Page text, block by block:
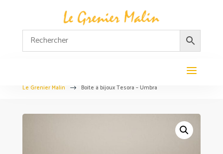
Le Grenier Malin $ Boite à bijoux Tesora – Umbra